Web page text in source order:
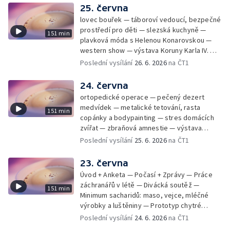
151 min
25. června
lovec bouřek — táboroví vedoucí, bezpečné
prostředí pro děti — slezská kuchyně —
plavková móda s Helenou Konarovskou —
western show — výstava Koruny Karla IV. —
mladý lezecký fenomén Josef Šindel
Poslední vysílání 26. 6. 2026na ČT1
151 min
24. června
ortopedické operace — pečený dezert
medvídek — metalické tetování, rasta
copánky a bodypainting — stres domácích
zvířat — zbraňová amnestie — výstava
mikrofotografií rostlin — fenomenální
Poslední vysílání 25. 6. 2026na ČT1
151 min
23. června
Úvod + Anketa — Počasí + Zprávy — Práce
záchranářů v létě — Divácká soutěž —
Minimum sacharidů: maso, vejce, mléčné
výrobky a luštěniny — Prototyp chytré
vložky do bot pro běžce — Anketa +
Poslední vysílání 24. 6. 2026na ČT1